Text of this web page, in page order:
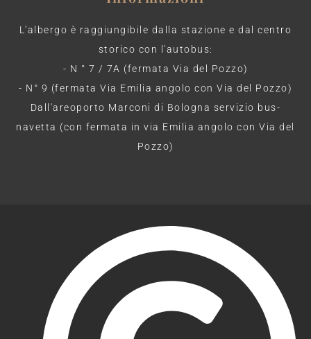
L'albergo è raggiungibile dalla stazione e dal centro
storico con l'autobus:
- N ° 7 / 7A (fermata Via del Pozzo)
- N° 9 (fermata Via Emilia angolo con Via del Pozzo)
Dall'areoporto Marconi di Bologna servizio bus-
navetta (con fermata in via Emilia angolo con Via del
Pozzo)